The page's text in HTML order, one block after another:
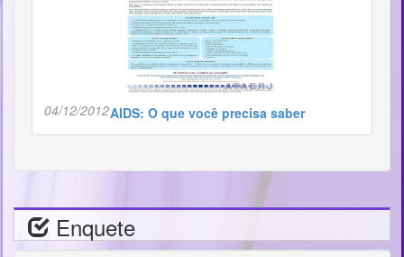
AIDS: O que você precisa saber
04/12/2012
Enquete